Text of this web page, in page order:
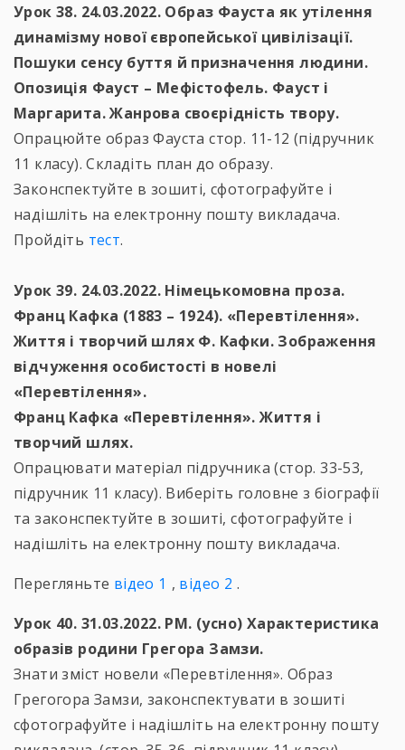
Урок 38. 24.03.2022. Образ Фауста як утілення
динамізму нової європейської цивілізації.
Пошуки сенсу буття й призначення людини.
Опозиція Фауст – Мефістофель. Фауст і
Маргарита. Жанрова своєрідність твору.
Опрацюйте образ Фауста стор. 11-12 (підручник
11 класу). Складіть план до образу.
Законспектуйте в зошиті, сфотографуйте і
надішліть на електронну пошту викладача.
Пройдіть тест.
Урок 39. 24.03.2022. Німецькомовна проза.
Франц Кафка (1883 – 1924). «Перевтілення».
Життя і творчий шлях Ф. Кафки. Зображення
відчуження особистості в новелі
«Перевтілення».
Франц Кафка «Перевтілення». Життя і
творчий шлях.
Опрацювати матеріал підручника (стор. 33-53,
підручник 11 класу). Виберіть головне з біографії
та законспектуйте в зошиті, сфотографуйте і
надішліть на електронну пошту викладача.
Перегляньте відео 1 , відео 2 .
Урок 40. 31.03.2022. РМ. (усно) Характеристика
образів родини Грегора Замзи.
Знати зміст новели «Перевтілення». Образ
Грегогора Замзи, законспектувати в зошиті
сфотографуйте і надішліть на електронну пошту